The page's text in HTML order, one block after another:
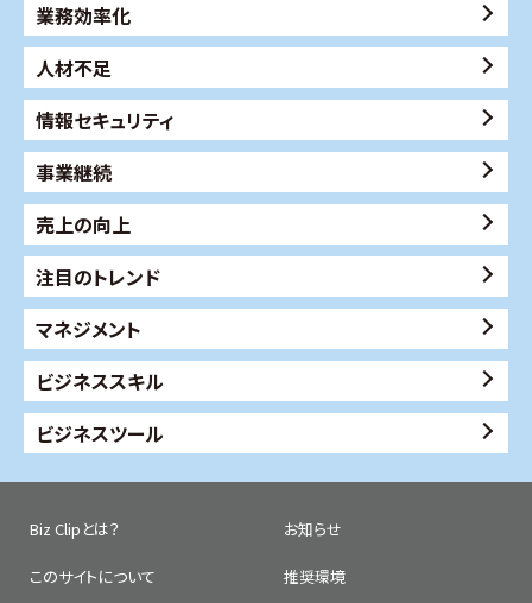
業務効率化
人材不足
情報セキュリティ
事業継続
売上の向上
注目のトレンド
マネジメント
ビジネススキル
ビジネスツール
Biz Clipとは？ お知らせ
このサイトについて 推奨環境